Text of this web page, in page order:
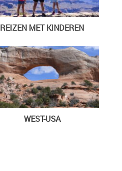
REIZEN MET KINDEREN
WEST-USA